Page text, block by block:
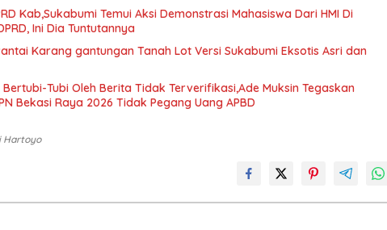
Kab,Sukabumi Temui Aksi Demonstrasi Mahasiswa Dari HMI Di
Ini Dia Tuntutannya
Karang gantungan Tanah Lot Versi Sukabumi Eksotis Asri dan
Tubi Oleh Berita Tidak Terverifikasi,Ade Muksin Tegaskan
Bekasi Raya 2026 Tidak Pegang Uang APBD
Hartoyo